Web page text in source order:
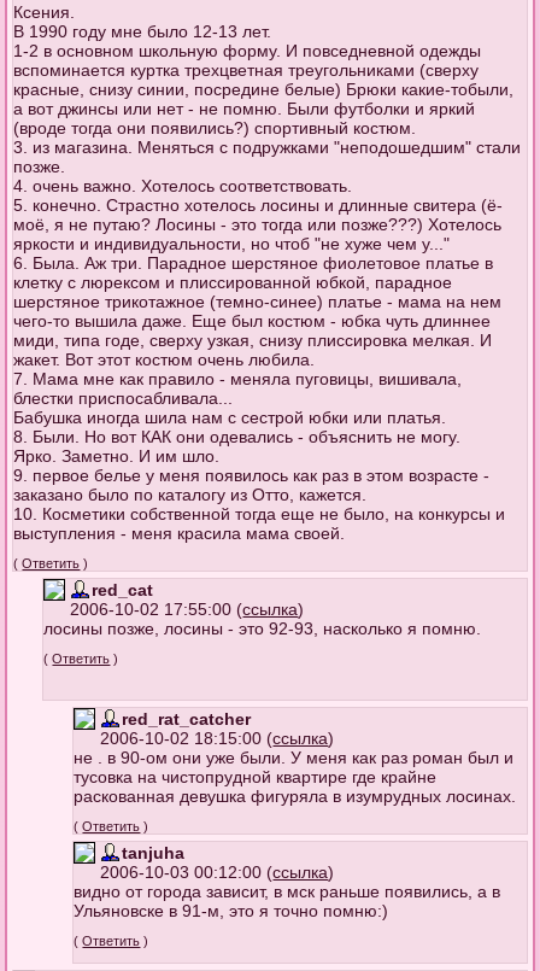
Ксения.
В 1990 году мне было 12-13 лет.
1-2 в основном школьную форму. И повседневной одежды
вспоминается куртка трехцветная треугольниками (сверху
красные, снизу синии, посредине белые) Брюки какие-тобыли,
а вот джинсы или нет - не помню. Были футболки и яркий
(вроде тогда они появились?) спортивный костюм.
3. из магазина. Меняться с подружками "неподошедшим" стали
позже.
4. очень важно. Хотелось соответствовать.
5. конечно. Страстно хотелось лосины и длинные свитера (ё-
моё, я не путаю? Лосины - это тогда или позже???) Хотелось
яркости и индивидуальности, но чтоб "не хуже чем у..."
6. Была. Аж три. Парадное шерстяное фиолетовое платье в
клетку с люрексом и плиссированной юбкой, парадное
шерстяное трикотажное (темно-синее) платье - мама на нем
чего-то вышила даже. Еще был костюм - юбка чуть длиннее
миди, типа годе, сверху узкая, снизу плиссировка мелкая. И
жакет. Вот этот костюм очень любила.
7. Мама мне как правило - меняла пуговицы, вишивала,
блестки приспосабливала...
Бабушка иногда шила нам с сестрой юбки или платья.
8. Были. Но вот КАК они одевались - объяснить не могу.
Ярко. Заметно. И им шло.
9. первое белье у меня появилось как раз в этом возрасте -
заказано было по каталогу из Отто, кажется.
10. Косметики собственной тогда еще не было, на конкурсы и
выступления - меня красила мама своей.
(Ответить )
red_cat
2006-10-02 17:55:00 (ссылка)
лосины позже, лосины - это 92-93, насколько я помню.
(Ответить )
red_rat_catcher
2006-10-02 18:15:00 (ссылка)
не . в 90-ом они уже были. У меня как раз роман был и
тусовка на чистопрудной квартире где крайне
раскованная девушка фигуряла в изумрудных лосинах.
(Ответить )
tanjuha
2006-10-03 00:12:00 (ссылка)
видно от города зависит, в мск раньше появились, а в
Ульяновске в 91-м, это я точно помню:)
(Ответить )